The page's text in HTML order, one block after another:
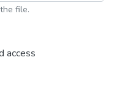
file.
access